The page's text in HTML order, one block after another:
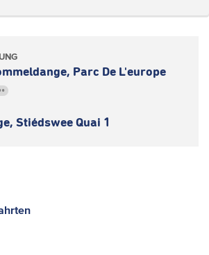
Parc De L'europe
Stiédswee Quai 1